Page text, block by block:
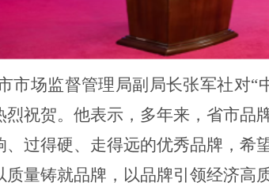
市场监督管理局副局长张军社对“
烈祝贺。他表示，多年来，省市品
、过得硬、走得远的优秀品牌，希
质量铸就品牌，以品牌引领经济高